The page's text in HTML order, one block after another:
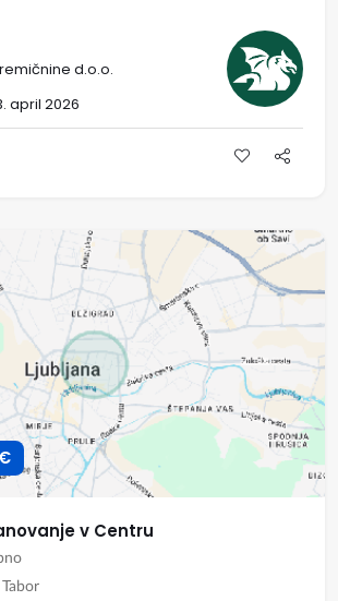
d.o.o.
april 2026
v Centru